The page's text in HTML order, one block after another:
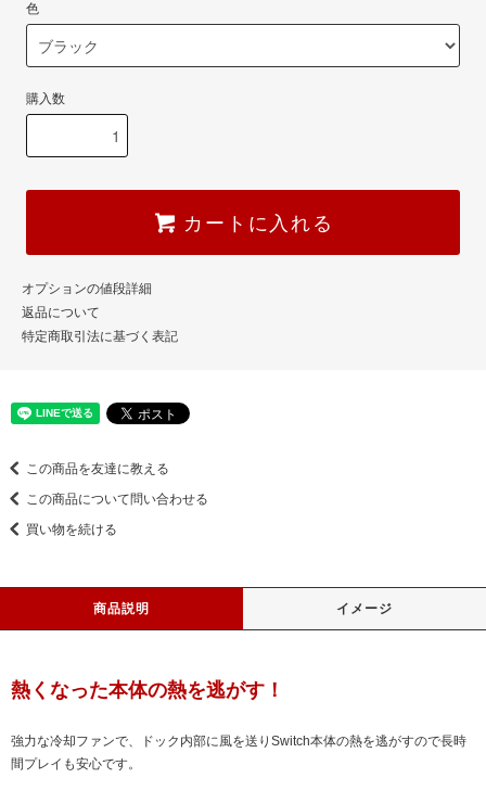
色
購入数
カートに入れる
オプションの値段詳細
返品について
特定商取引法に基づく表記
この商品を友達に教える
この商品について問い合わせる
買い物を続ける
商品説明 イメージ
熱くなった本体の熱を逃がす！
強力な冷却ファンで、ドック内部に風を送りSwitch本体の熱を逃がすので長時
間プレイも安心です。